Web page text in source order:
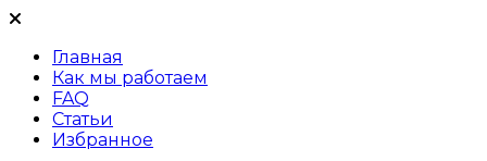
Главная
Как мы работаем
FAQ
Статьи
Избранное